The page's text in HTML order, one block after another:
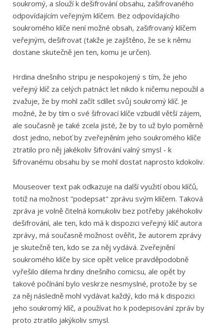
soukromý, a slouží k dešifrování obsahu, zašifrovaného
odpovídajícím veřejným klíčem. Bez odpovídajícího
soukromého klíče není možné obsah, zašifrovaný klíčem
veřejným, dešifrovat (takže je zajištěno, že se k němu
dostane skutečně jen ten, komu je určen).
Hrdina dnešního stripu je nespokojený s tím, že jeho
veřejný klíč za celých patnáct let nikdo k ničemu nepoužil a
zvažuje, že by mohl začít sdílet svůj soukromý klíč. Je
možné, že by tím o své šifrovací klíče vzbudil větší zájem,
ale současně je také zcela jisté, že by to už bylo poměrně
dost jedno, neboť by zveřejněním jeho soukromého klíče
ztratilo pro něj jakékoliv šifrování valný smysl - k
šifrovanému obsahu by se mohl dostat naprosto kdokoliv.
Mouseover text pak odkazuje na další využití obou klíčů,
totiž na možnost "podepsat" zprávu svým klíčem. Taková
zpráva je volně čitelná komukoliv bez potřeby jakéhokoliv
dešifrování, ale ten, kdo má k dispozici veřejný klíč autora
zprávy, má současně možnost ověřit, že autorem zprávy
je skutečně ten, kdo se za něj vydává. Zveřejnění
soukromého klíče by sice opět velice pravděpodobně
vyřešilo dilema hrdiny dnešního comicsu, ale opět by
takové počínání bylo veskrze nesmyslné, protože by se
za něj následně mohl vydávat každý, kdo má k dispozici
jeho soukromý klíč, a používat ho k podepisování zpráv by
proto ztratilo jakýkoliv smysl.